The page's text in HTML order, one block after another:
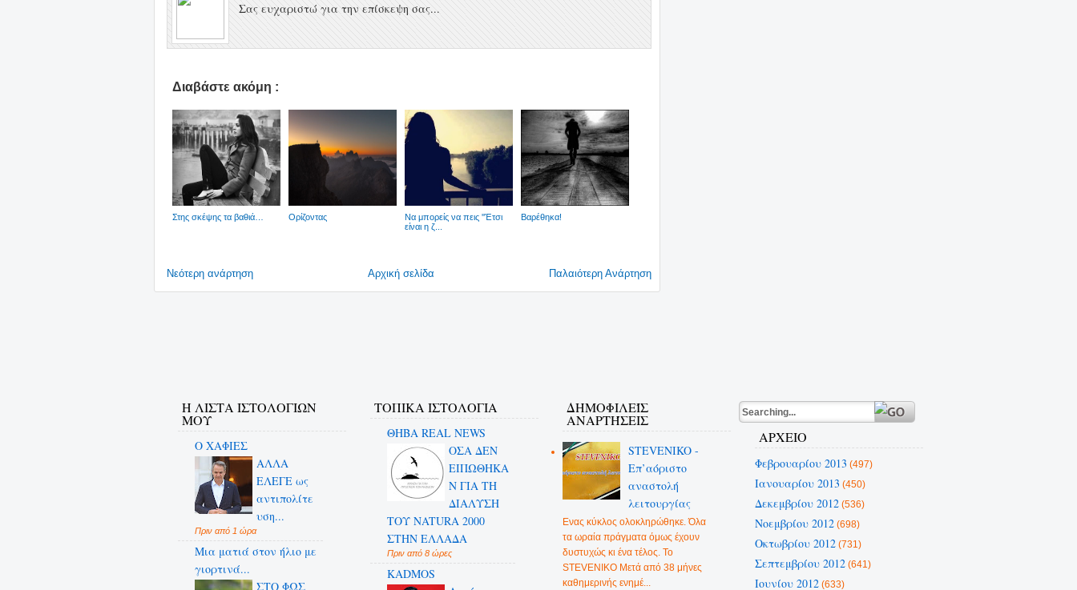
Σας ευχαριστώ για την επίσκεψη σας...
Διαβάστε ακόμη :
Στης σκέψης τα βαθιά… Ορίζοντας
Να μπορείς να πεις ''Έτσι
είναι η ζ...
Βαρέθηκα!
Νεότερη ανάρτηση Παλαιότερη Ανάρτηση
Αρχική σελίδα
Η ΛΙΣΤΑ ΙΣΤΟΛΟΓΙΩΝ
ΜΟΥ
Ο ΧΑΦΙΕΣ
ΑΛΛΑ
ΕΛΕΓΕ ως
αντιπολίτε
υση...
Πριν από 1 ώρα
Μια ματιά στον ήλιο με
γιορτινά...
ΣΤΟ ΦΩΣ
ΤΟΠΙΚΑ ΙΣΤΟΛΟΓΙΑ
ΘΗΒΑ REAL NEWS
ΟΣΑ ΔΕN
ΕΙΠΩΘΗΚΑ
Ν ΓΙΑ ΤΗ
ΔΙΑΛΥΣΗ
ΤΟΥ NATURA 2000
ΣΤΗΝ ΕΛΛΑΔΑ
Πριν από 8 ώρες
KADMOS
ΔΗΜΟΦΙΛΕΊΣ
ΑΝΑΡΤΉΣΕΙΣ
STEVENIKO -
Επ’αόριστο
αναστολή
λειτουργίας
Ενας κύκλος ολοκληρώθηκε. Όλα
τα ωραία πράγματα όμως έχουν
δυστυχώς κι ένα τέλος. Το
STEVENIKO Μετά από 38 μήνες
καθημερινής ενημέ...
ΑΡΧΕΙΟ
Φεβρουαρίου 2013 (497)
Ιανουαρίου 2013 (450)
Δεκεμβρίου 2012(536)
Νοεμβρίου 2012(698)
Οκτωβρίου 2012(731)
Σεπτεμβρίου 2012(641)
Ιουνίου 2012(633)